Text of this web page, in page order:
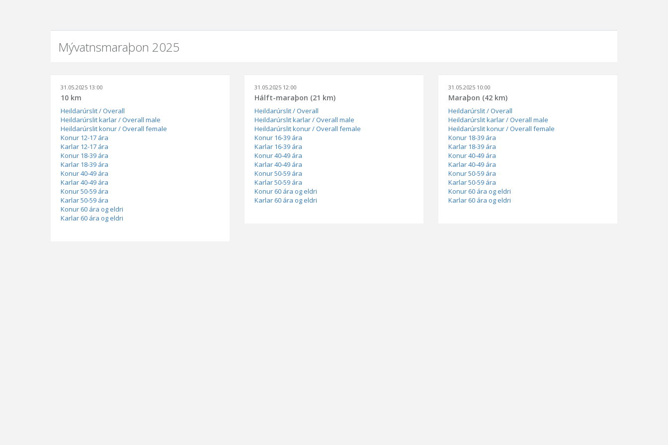
Mývatnsmaraþon 2025
31.05.2025 13:00
10 km
Heildarúrslit / Overall
Heildarúrslit karlar / Overall male
Heildarúrslit konur / Overall female
Konur 12-17 ára
Karlar 12-17 ára
Konur 18-39 ára
Karlar 18-39 ára
Konur 40-49 ára
Karlar 40-49 ára
Konur 50-59 ára
Karlar 50-59 ára
Konur 60 ára og eldri
Karlar 60 ára og eldri
31.05.2025 12:00
Hálft-maraþon (21 km)
Heildarúrslit / Overall
Heildarúrslit karlar / Overall male
Heildarúrslit konur / Overall female
Konur 16-39 ára
Karlar 16-39 ára
Konur 40-49 ára
Karlar 40-49 ára
Konur 50-59 ára
Karlar 50-59 ára
Konur 60 ára og eldri
Karlar 60 ára og eldri
31.05.2025 10:00
Maraþon (42 km)
Heildarúrslit / Overall
Heildarúrslit karlar / Overall male
Heildarúrslit konur / Overall female
Konur 18-39 ára
Karlar 18-39 ára
Konur 40-49 ára
Karlar 40-49 ára
Konur 50-59 ára
Karlar 50-59 ára
Konur 60 ára og eldri
Karlar 60 ára og eldri